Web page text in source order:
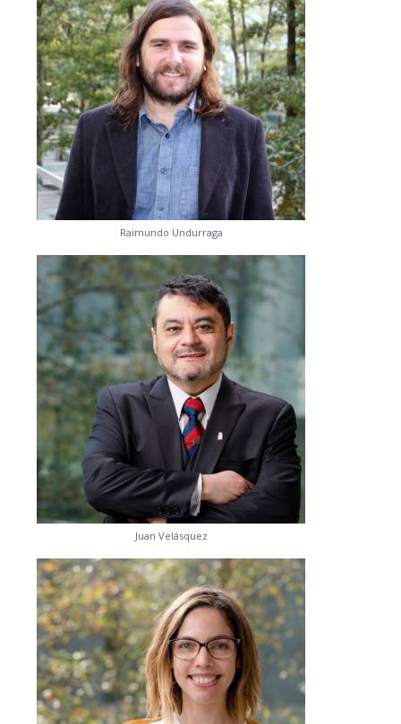
Raimundo Undurraga
Juan Velásquez